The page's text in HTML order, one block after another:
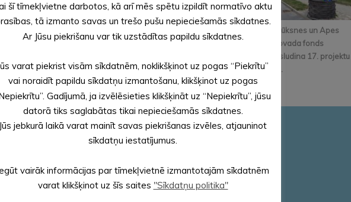
pieņemšanas
zemes īpa...
Alūksnes un Apes
novada fonds
izsludina 17. projektu
šī tīmekļvietne darbotos, kā arī mēs spētu izpildīt normatīvo aktu
tā izmanto savas un trešo pušu nepieciešamās sīkdatnes.
Ar Jūsu piekrišanu var tik uzstādītas papildu sīkdatnes.
varat piekrist visām sīkdatnēm, noklikšķinot uz pogas “Piekrītu”
vai noraidīt papildu sīkdatņu izmantošanu, klikšķinot uz pogas
Gadījumā, ja izvēlēsieties klikšķināt uz “Nepiekrītu”, jūsu
datorā tiks saglabātas tikai nepieciešamās sīkdatnes.
Jūs jebkurā laikā varat mainīt savas piekrišanas izvēles, atjauninot
sīkdatņu iestatījumus.
vairāk informācijas par tīmekļvietnē izmantotajām sīkdatnēm
varat klikšķinot uz šīs saites "Sīkdatņu politika"